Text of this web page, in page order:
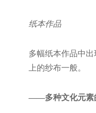
纸本作品
多幅纸本作品中
上的纱布一般。
——多种文化元素